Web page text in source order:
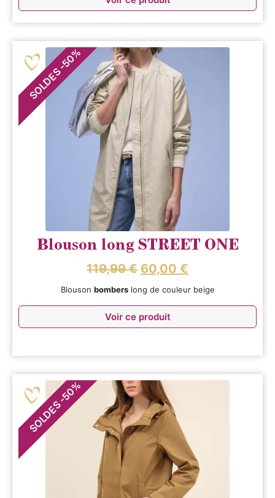
SOLDES
-
50
%
Blouson long STREET ONE
119,99€ 60,00 €
Blouson bomberslong de couleur beige
Voir ce produit
SOLDES
-
50
%